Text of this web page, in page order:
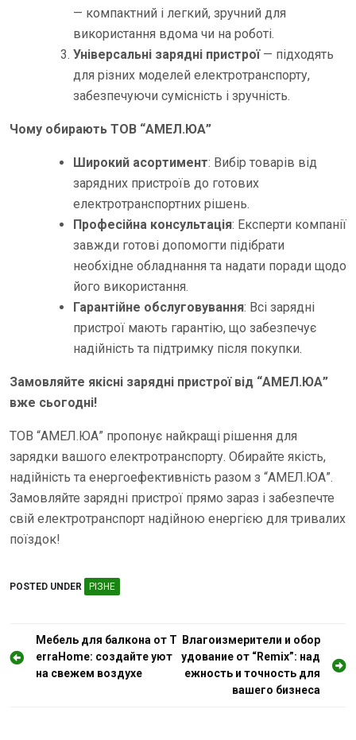
— компактний і легкий, зручний для
використання вдома чи на роботі.
Універсальні зарядні пристрої— підходять
для різних моделей електротранспорту,
забезпечуючи сумісність і зручність.
Чому обирають ТОВ “АМЕЛ.ЮА”
Широкий асортимент: Вибір товарів від
зарядних пристроїв до готових
електротранспортних рішень.
Професійна консультація: Експерти компанії
завжди готові допомогти підібрати
необхідне обладнання та надати поради щодо
його використання.
Гарантійне обслуговування: Всі зарядні
пристрої мають гарантію, що забезпечує
надійність та підтримку після покупки.
Замовляйте якісні зарядні пристрої від “АМЕЛ.ЮА”
вже сьогодні!
ТОВ “АМЕЛ.ЮА” пропонує найкращі рішення для
зарядки вашого електротранспорту. Обирайте якість,
надійність та енергоефективність разом з “АМЕЛ.ЮА”.
Замовляйте зарядні пристрої прямо зараз і забезпечте
свій електротранспорт надійною енергією для тривалих
поїздок!
POSTED UNDER РІЗНЕ
Н
а
Мебель для балкона от T
erraHome: создайте уют
на свежем воздухе
Влагоизмерители и обор
удование от “Remix”: над
ежность и точность для
вашего бизнеса